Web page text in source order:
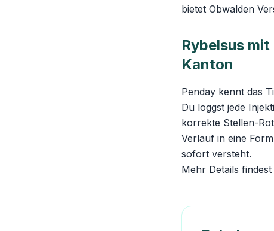
bietet Obwalden
Rybelsus
Kanton
Penday kennt das
Du loggst jede
korrekte Stellen-
Verlauf in eine
sofort versteht.
Mehr Details